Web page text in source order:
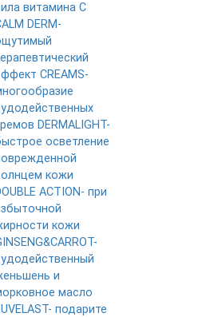
витамина C
DERM-
CREAMS-
DERMALIGHT-
осветление
кожи
ACTION- при
кожи
и
масло
подарите